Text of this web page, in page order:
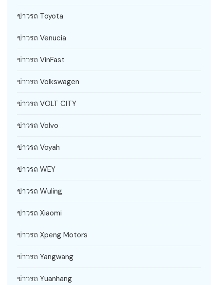
ข่าวรถ Toyota
ข่าวรถ Venucia
ข่าวรถ VinFast
ข่าวรถ Volkswagen
ข่าวรถ VOLT CITY
ข่าวรถ Volvo
ข่าวรถ Voyah
ข่าวรถ WEY
ข่าวรถ Wuling
ข่าวรถ Xiaomi
ข่าวรถ Xpeng Motors
ข่าวรถ Yangwang
ข่าวรถ Yuanhang